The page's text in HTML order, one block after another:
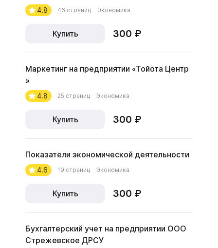
4.8 46 страниц Экономика
Купить 300 ₽
Маркетинг на предприятии «Тойота Центр
»
4.8 25 страниц Экономика
Купить 300 ₽
Показатели экономической деятельности
4.6 19 страниц Экономика
Купить 300 ₽
Бухгалтерский учет на предприятии ООО
Стрежевское ДРСУ